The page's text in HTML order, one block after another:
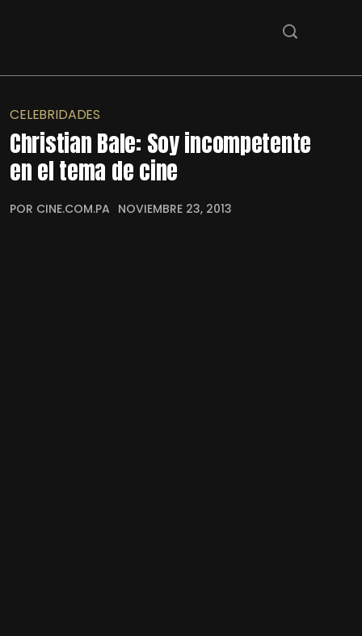
CELEBRIDADES
Christian Bale: Soy incompetente
en el tema de cine
POR CINE.COM.PA NOVIEMBRE 23, 2013